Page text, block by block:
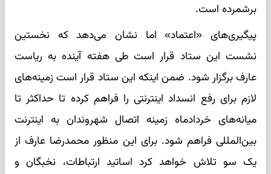
برشمرده است.
پیگیری‌های «اعتماد» اما نشان می‌دهد که نخستین
نشست این ستاد قرار است طی هفته آینده به ریاست
عارف برگزار شود. ضمن اینکه این ستاد قرار است زمینه‌های
لازم برای رفع انسداد اینترنتی را فراهم کرده تا حداکثر تا
میانه‌های خردادماه زمینه اتصال شهروندان به اینترنت
بین‌المللی فراهم شود. برای این منظور محمدرضا عارف از
یک سو تلاش خواهد کرد اساتید ارتباطات، نخبگان و